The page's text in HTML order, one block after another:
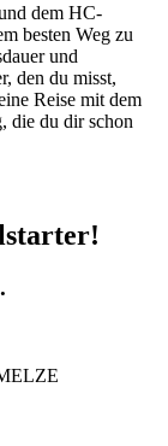
dem HC-
besten Weg zu
und
den du misst,
Reise mit dem
die du dir schon